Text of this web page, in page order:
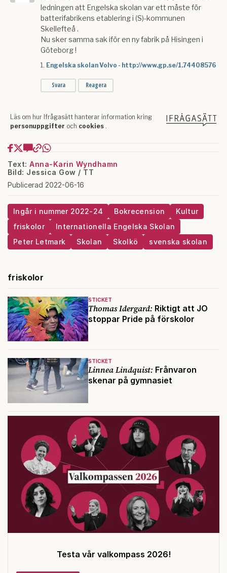
Text: Anna-Karin Wyndhamn
Bild: Jessica Gow / TT
Publicerad 2022-06-16
Ingår i nummer 2022-24 Bokrecension
Kultur
friskolor
Internationella Engelska Skolan
Peter Letmark
Skolan Skolkö svenska skolan
friskolor
STICKET
Thomas Idergard: Riktigt att JO
stoppar Pride på förskolor
STICKET
Linnea Lindquist: Frånvaron
skenar på gymnasiet
Testa vår valkompass 2026!